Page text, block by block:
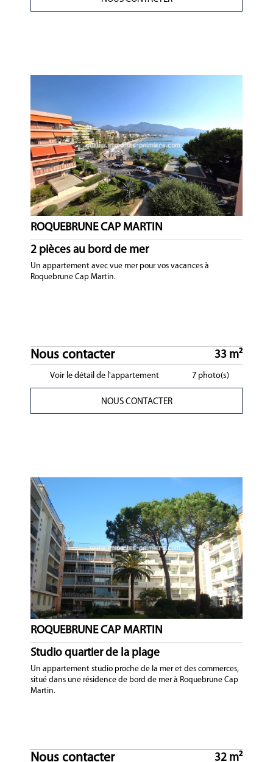
ROQUEBRUNE CAP MARTIN
2 pièces au bord de mer
Un appartement avec vue mer pour vos vacances à
Roquebrune Cap Martin.
Nous contacter 33 m²
Voir le détail de l'appartement 7 photo(s)
NOUS CONTACTER
ROQUEBRUNE CAP MARTIN
Studio quartier de la plage
Un appartement studio proche de la mer et des commerces,
situé dans une résidence de bord de mer à Roquebrune Cap
Martin.
Nous contacter 32 m²